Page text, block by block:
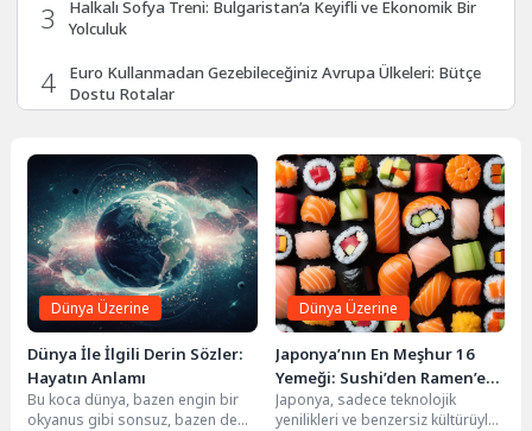
3
Halkalı Sofya Treni: Bulgaristan’a Keyifli ve Ekonomik Bir
Yolculuk
4
Euro Kullanmadan Gezebileceğiniz Avrupa Ülkeleri: Bütçe
Dostu Rotalar
5
Bekleyen 10 Rota
6 Sakız Adası Gezi Rehberi: Masalsı Köyler ve Eşsiz Plajlar
7
Doğa Yürüyüşü Sırt Çantası Nasıl Hazırlanır? İpuçları ve
Tavsiyeler
8
2024 Yaz Tatili Rotaları: En Popüler Lokasyonlar ve Otel
Önerileri
Dünya Üzerine
Dünya İle İlgili Derin Sözler:
Hayatın Anlamı
Bu koca dünya, bazen engin bir
okyanus gibi sonsuz, bazen de
Dünya Üzerine
Japonya’nın En Meşhur 16
Yemeği: Sushi’den Ramen’e
Lezzet Şöleni
Japonya, sadece teknolojik
yenilikleri ve benzersiz kültürüyle